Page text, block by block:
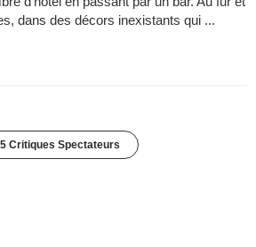
dans des décors inexistants qui ...
Critiques Spectateurs